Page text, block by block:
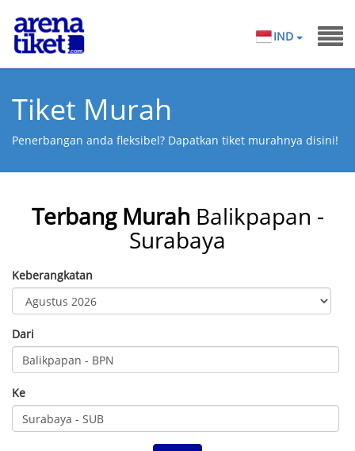
IND
Tiket Murah
Penerbangan anda fleksibel? Dapatkan tiket murahnya disini!
Terbang Murah Balikpapan -
Surabaya
Keberangkatan
Dari
Ke